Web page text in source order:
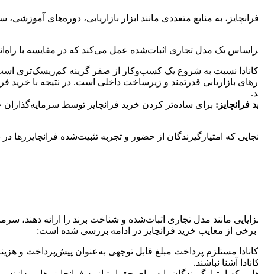
به منابع متعددی مانند ابزار بازاریابی، دوره‌های
براساس یک مدل تجاری اثبات‌شده عمل می‌کند که در مقایسه با
کانادا نسبت به شروع یک کسب‌وکار از صفر گزینه کم‌ریسک‌تری
بازاریابی قدرتمند و زیرساخت داخلی است. در نتیجه با خرید
فرانچایز: برای ساده‌تر کردن خرید فرانچایز توسط سرمایه‌گذاران
که امتیازگیرندگان از حضور و تجربه تثبیت‌شده فرانچایزرها
مانند مدل تجاری اثبات‌شده و شناخت برند را ارائه دهند،
برخی از معایب خرید فرانچایز در ادامه بررسی شده است:
کانادا مستلزم پرداخت مبلغ قابل توجهی به‌عنوان پیش‌‌پرداخت
آشنا نباشند.